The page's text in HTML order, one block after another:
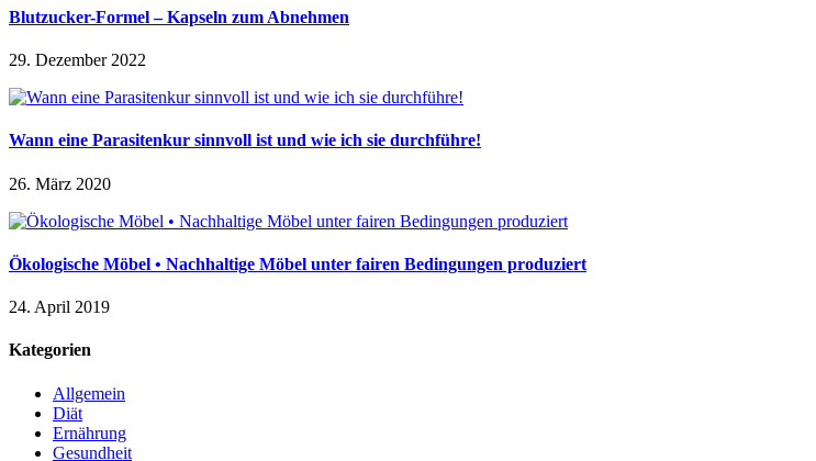
Blutzucker-Formel – Kapseln zum Abnehmen
29. Dezember 2022
Wann eine Parasitenkur sinnvoll ist und wie ich sie durchführe!
26. März 2020
Ökologische Möbel • Nachhaltige Möbel unter fairen Bedingungen produziert
24. April 2019
Kategorien
Allgemein
Diät
Ernährung
Gesundheit